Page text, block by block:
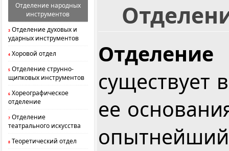
Отделение народных
инструментов
3 Отделение духовых и
ударных инструментов
4 Хоровой отдел
5 Отделение струнно-
щипковых инструментов
6 Хореографическое
отделение
7 Отделение
театрального искусства
8 Теоретический отдел
существует
ее